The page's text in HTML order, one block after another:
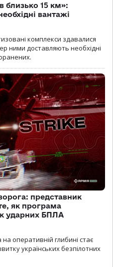
близько 15 км»:
вантажі
комплекси здавалися
ними доставляють необхідні
представник
як програма
ударних БПЛА
оперативній глибині стає
українських безпілотних